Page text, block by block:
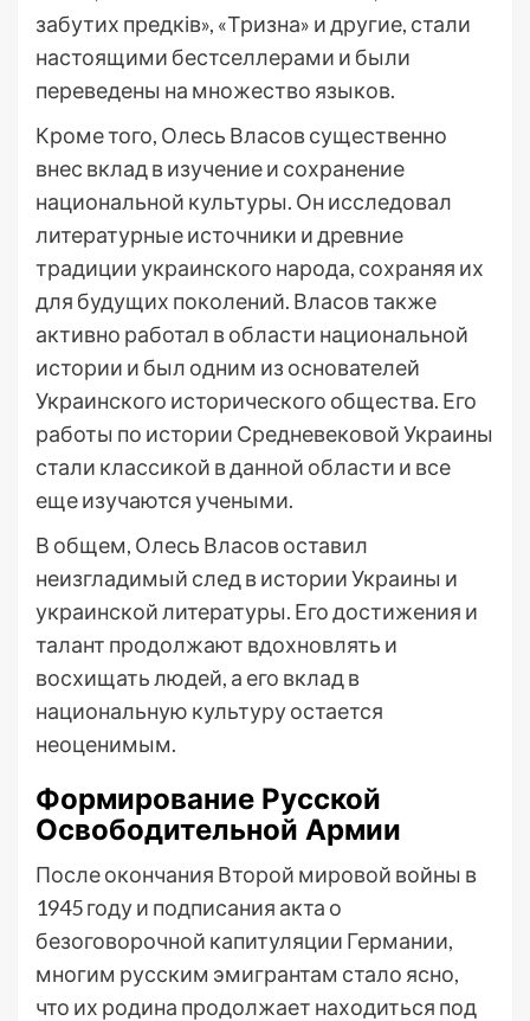
забутих предків», «Тризна» и другие, стали
настоящими бестселлерами и были
переведены на множество языков.
Кроме того, Олесь Власов существенно
внес вклад в изучение и сохранение
национальной культуры. Он исследовал
литературные источники и древние
традиции украинского народа, сохраняя их
для будущих поколений. Власов также
активно работал в области национальной
истории и был одним из основателей
Украинского исторического общества. Его
работы по истории Средневековой Украины
стали классикой в данной области и все
еще изучаются учеными.
В общем, Олесь Власов оставил
неизгладимый след в истории Украины и
украинской литературы. Его достижения и
талант продолжают вдохновлять и
восхищать людей, а его вклад в
национальную культуру остается
неоценимым.
Формирование Русской
Освободительной Армии
После окончания Второй мировой войны в
1945 году и подписания акта о
безоговорочной капитуляции Германии,
многим русским эмигрантам стало ясно,
что их родина продолжает находиться под